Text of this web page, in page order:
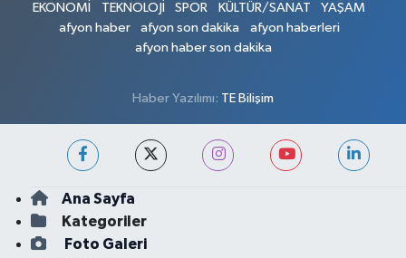
EKONOMİ
TEKNOLOJİ SPOR KÜLTÜR/SANAT
YAŞAM
afyon haber
afyon son dakika
afyon haberleri
afyon haber son dakika
Haber Yazılımı: TE Bilişim
Ana Sayfa
Kategoriler
Foto Galeri